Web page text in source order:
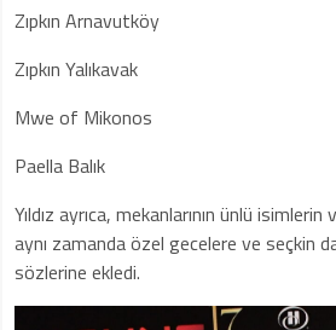
Zıpkın Arnavutköy
Zıpkın Yalıkavak
Mwe of Mikonos
Paella Balık
Yıldız ayrıca, mekanlarının ünlü
aynı zamanda özel gecelere ve seçkin
sözlerine ekledi.